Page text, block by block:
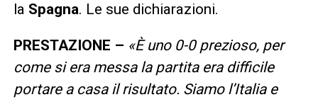
la Spagna. Le sue dichiarazioni.
PRESTAZIONE – «È uno 0-0 prezioso, per
come si era messa la partita era difficile
portare a casa il risultato. Siamo l’Italia e